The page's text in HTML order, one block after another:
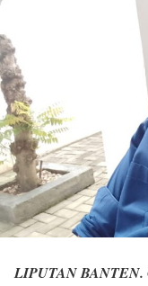
LIPUTAN BANTEN.